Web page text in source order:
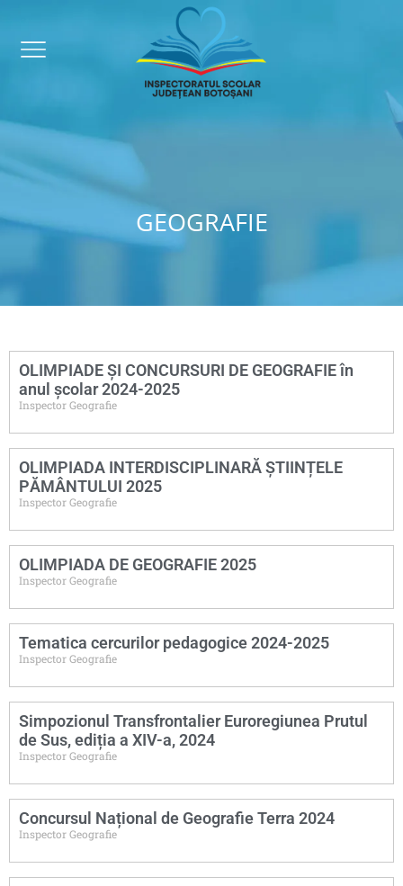
GEOGRAFIE
OLIMPIADE ȘI CONCURSURI DE GEOGRAFIE în
anul școlar 2024-2025
Inspector Geografie
OLIMPIADA INTERDISCIPLINARĂ ȘTIINȚELE
PĂMÂNTULUI 2025
Inspector Geografie
OLIMPIADA DE GEOGRAFIE 2025
Inspector Geografie
Tematica cercurilor pedagogice 2024-2025
Inspector Geografie
Simpozionul Transfrontalier Euroregiunea Prutul
de Sus, ediția a XIV-a, 2024
Inspector Geografie
Concursul Național de Geografie Terra 2024
Inspector Geografie